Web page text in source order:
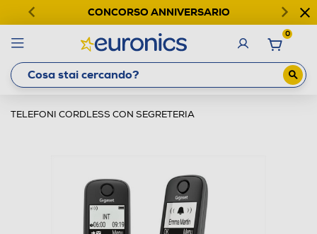
CONCORSO ANNIVERSARIO
0
TELEFONI CORDLESS CON SEGRETERIA